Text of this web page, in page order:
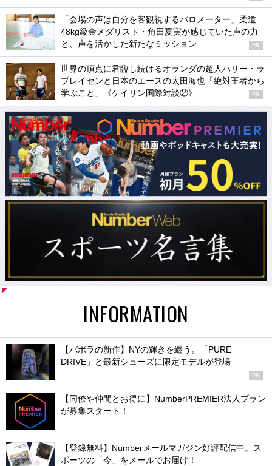
「会場の声は自分を客観視するバロメーター」柔道
48kg級金メダリスト・角田夏実が感じていた声の力
と、声を活かした新たなミッション
PR
世界の頂点に君臨し続けるオランダの超人ハリー・ラ
ブレイセンと日本のエースの太田海也「絶対王者から
学ぶこと」《ケイリン国際対談②》
PR
INFORMATION
【バボラの新作】NYの輝きを纏う。「PURE
DRIVE」と最新シューズに限定モデルが登場
PR
【同僚や仲間とお得に】NumberPREMIER法人プラン
が募集スタート！
【登録無料】Numberメールマガジン好評配信中。ス
ポーツの「今」をメールでお届け！